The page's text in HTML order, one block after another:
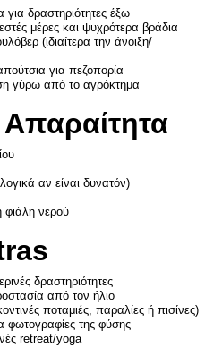
δραστηριότητες έξω
μέρες και ψυχρότερα βράδια
(ιδιαίτερα την άνοιξη/
για πεζοπορία
γύρω από το αγρόκτημα
αν είναι δυνατόν)
φιάλη νερού
δραστηριότητες
από τον ήλιο
ποταμιές, παραλίες ή πισίνες)
φωτογραφίες της φύσης
retreat/yoga